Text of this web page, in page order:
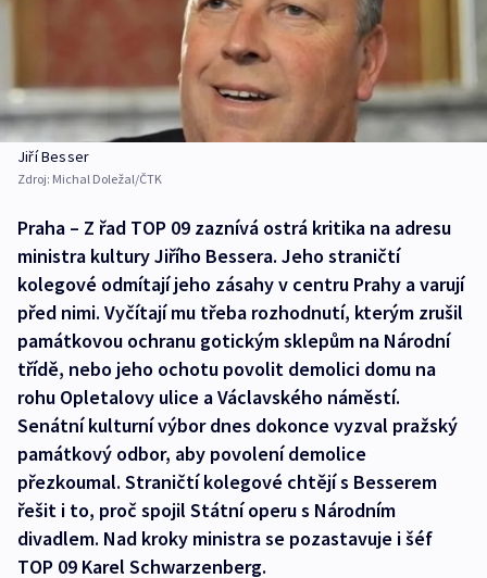
Jiří Besser
Zdroj: Michal Doležal/ČTK
Praha – Z řad TOP 09 zaznívá ostrá kritika na adresu
ministra kultury Jiřího Bessera. Jeho straničtí
kolegové odmítají jeho zásahy v centru Prahy a varují
před nimi. Vyčítají mu třeba rozhodnutí, kterým zrušil
památkovou ochranu gotickým sklepům na Národní
třídě, nebo jeho ochotu povolit demolici domu na
rohu Opletalovy ulice a Václavského náměstí.
Senátní kulturní výbor dnes dokonce vyzval pražský
památkový odbor, aby povolení demolice
přezkoumal. Straničtí kolegové chtějí s Besserem
řešit i to, proč spojil Státní operu s Národním
divadlem. Nad kroky ministra se pozastavuje i šéf
TOP 09 Karel Schwarzenberg.